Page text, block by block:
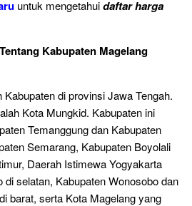
untuk mengetahuidaftar harga
Kabupaten Magelang
Kabupaten di provinsi Jawa Tengah.
Kota Mungkid. Kabupaten ini
Temanggung dan Kabupaten
Semarang, Kabupaten Boyolali
Daerah Istimewa Yogyakarta
di selatan, Kabupaten Wonosobo dan
barat, serta Kota Magelang yang